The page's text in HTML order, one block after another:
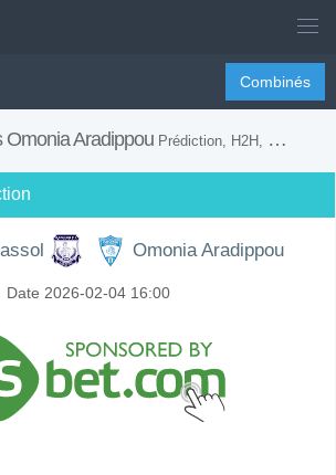
Combinés
Omonia Aradippou Prédiction, H2H, Conseils de Paris et Prévision du Match
Omonia Aradippou
Date 2026-02-04 16:00